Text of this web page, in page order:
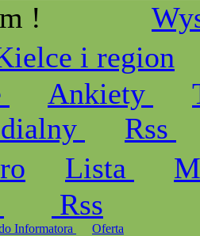
!
i region
Ankiety
Rss
Lista
Rss
Informatora Oferta